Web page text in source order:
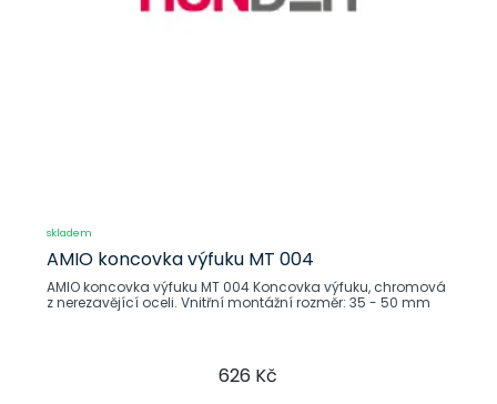
skladem
AMIO koncovka výfuku MT 004
AMIO koncovka výfuku MT 004 Koncovka výfuku, chromová
z nerezavějící oceli. Vnitřní montážní rozměr: 35 - 50 mm
626 Kč